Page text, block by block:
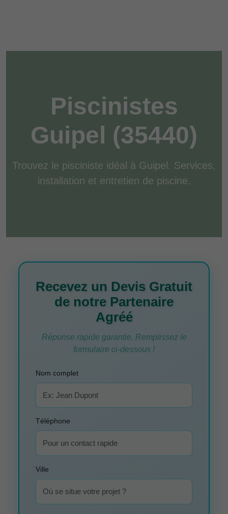
Piscinistes
Guipel (35440)
Trouvez le pisciniste idéal à Guipel. Services,
installation et entretien de piscine.
Recevez un Devis Gratuit
de notre Partenaire
Agréé
Réponse rapide garantie. Remplissez le
formulaire ci-dessous !
Nom complet
Téléphone
Ville